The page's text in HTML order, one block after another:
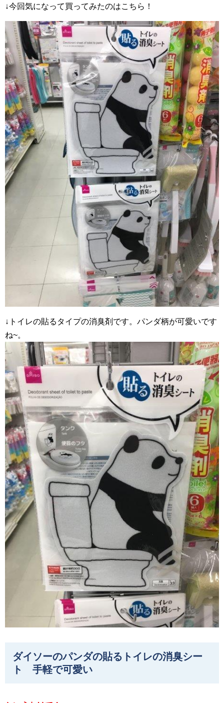
↓今回気になって買ってみたのはこちら！
↓トイレの貼るタイプの消臭剤です。パンダ柄が可愛いです
ね~。
ダイソーのパンダの貼るトイレの消臭シー
ト 手軽で可愛い